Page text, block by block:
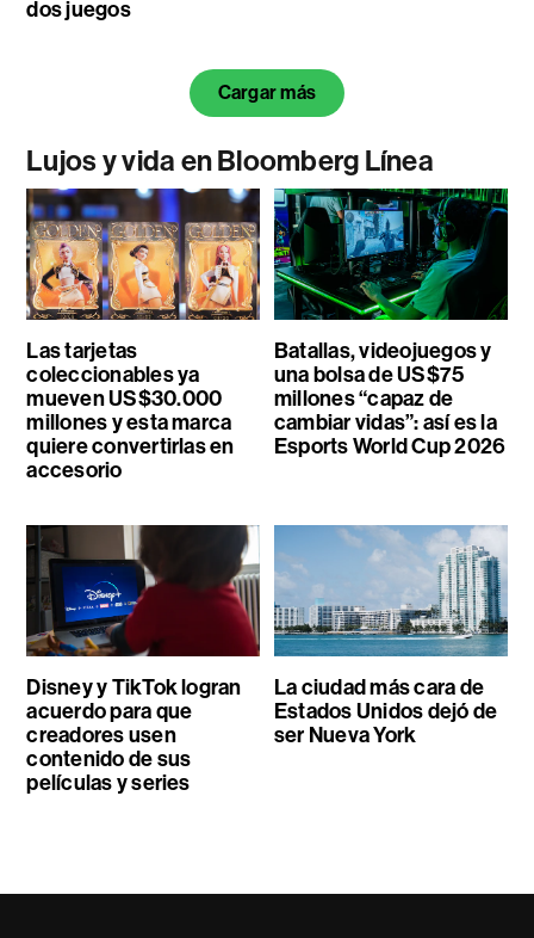
dos juegos
Cargar más
Lujos y vida en Bloomberg Línea
Las tarjetas
coleccionables ya
mueven US$30.000
millones y esta marca
quiere convertirlas en
accesorio
Batallas, videojuegos y
una bolsa de US$75
millones “capaz de
cambiar vidas”: así es la
Esports World Cup 2026
Disney y TikTok logran
acuerdo para que
creadores usen
contenido de sus
películas y series
La ciudad más cara de
Estados Unidos dejó de
ser Nueva York